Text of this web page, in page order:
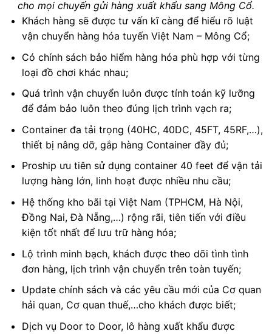
cho mọi chuyến gửi hàng xuất khẩu sang Mông Cổ.
Khách hàng sẽ được tư vấn kĩ càng để hiểu rõ luật
vận chuyển hàng hóa tuyến Việt Nam – Mông Cổ;
Có chính sách bảo hiểm hàng hóa phù hợp với từng
loại đồ chơi khác nhau;
Quá trình vận chuyển luôn được tính toán kỹ lưỡng
để đảm bảo luôn theo đúng lịch trình vạch ra;
Container đa tải trọng (40HC, 40DC, 45FT, 45RF,…),
thiết bị nâng dỡ, gắp hàng Container đầy đủ;
Proship ưu tiên sử dụng container 40 feet để vận tải
lượng hàng lớn, linh hoạt được nhiều nhu cầu;
Hệ thống kho bãi tại Việt Nam (TPHCM, Hà Nội,
Đồng Nai, Đà Nẵng,…) rộng rãi, tiên tiến với điều
kiện tốt nhất để lưu trữ hàng hóa;
Lộ trình minh bạch, khách được theo dõi tình tình
đơn hàng, lịch trình vận chuyển trên toàn tuyến;
Update chính sách và các yêu cầu mới của Cơ quan
hải quan, Cơ quan thuế,…cho khách được biết;
Dịch vụ Door to Door, lô hàng xuất khẩu được